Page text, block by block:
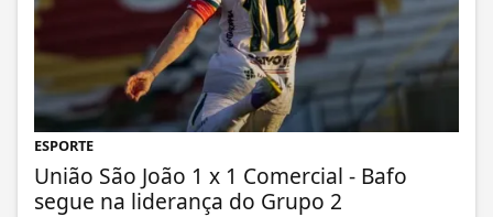
ESPORTE
União São João 1 x 1 Comercial - Bafo
segue na liderança do Grupo 2